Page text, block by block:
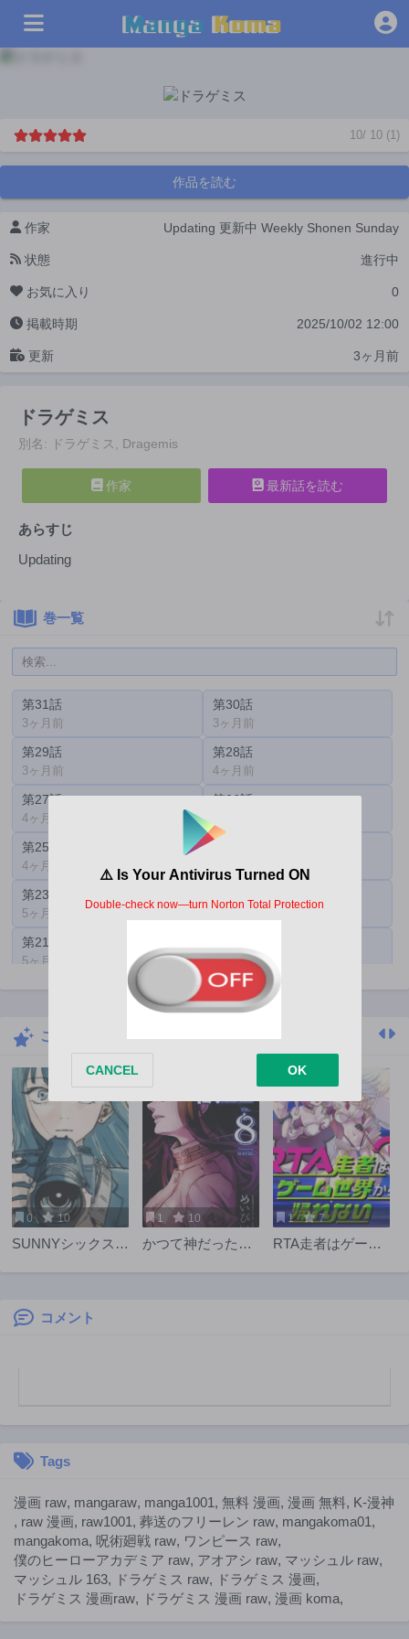
10/ 10 (1 )
作品を読む
作家 Updating 更新中 Weekly Shonen Sunday
状態 進行中
お気に入り 0
掲載時期 2025/10/02 12:00
更新 3ヶ月前
ドラゲミス
別名: ドラゲミス, Dragemis
作家 最新話を読む
あらすじ
Updating
巻一覧
第31話
3ヶ月前
第30話
3ヶ月前
第29話
3ヶ月前
第28話
4ヶ月前
第27話
4ヶ月前
第26話
第25話
4ヶ月前 4ヶ月前
第23話
5ヶ月前
第21話
5ヶ月前 6ヶ月前
第18話
6ヶ月前
第17話 第16話
第15話
7ヶ月前 7ヶ月前
第13話
7ヶ月前
第12話
8ヶ月前
第11話
8ヶ月前
第10話
8ヶ月前
第9話
9ヶ月前
第8話
9ヶ月前
第5話
こちらもおすすめ
0 10
SUNNYシックステ
1 10
かつて神だった獣
1 7
RTA走者はゲーム
コメント
Tags
漫画 raw, mangaraw, manga1001, 無料 漫画, 漫画 無料, K-漫神
, raw 漫画, raw1001, 葬送のフリーレン raw, mangakoma01,
mangakoma, 呪術廻戦 raw, ワンピース raw,
僕のヒーローアカデミア raw, アオアシ raw, マッシュル raw,
マッシュル 163, ドラゲミス raw, ドラゲミス 漫画,
ドラゲミス 漫画raw, ドラゲミス 漫画 raw, 漫画 koma,